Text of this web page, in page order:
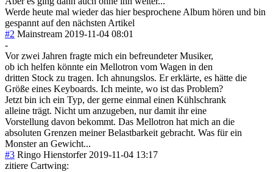
Werde heute mal wieder das hier besprochene Album hören und bin
gespannt auf den nächsten Artikel
#2 Mainstream 2019-11-04 08:01
-
Vor zwei Jahren fragte mich ein befreundeter Musiker,
ob ich helfen könnte ein Mellotron vom Wagen in den
dritten Stock zu tragen. Ich ahnungslos. Er erklärte, es hätte die
Größe eines Keyboards. Ich meinte, wo ist das Problem?
Jetzt bin ich ein Typ, der gerne einmal einen Kühlschrank
alleine trägt. Nicht um anzugeben, nur damit ihr eine
Vorstellung davon bekommt. Das Mellotron hat mich an die
absoluten Grenzen meiner Belastbarkeit gebracht. Was für ein
Monster an Gewicht...
#3 Ringo Hienstorfer 2019-11-04 13:17
zitiere Cartwing: